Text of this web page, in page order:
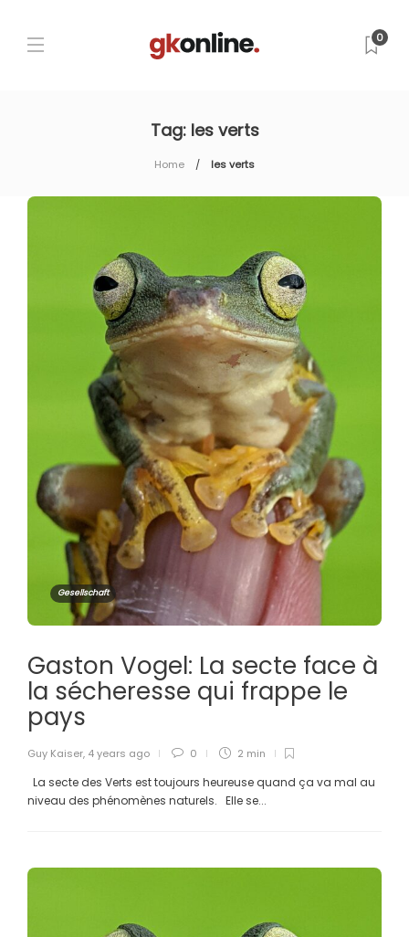
0
Tag: les verts
Home les verts
Gesellschaft
Gaston Vogel: La secte face à
la sécheresse qui frappe le
pays
Guy Kaiser, 4 years ago 0 2 min
La secte des Verts est toujours heureuse quand ça va mal au
niveau des phénomènes naturels. Elle se...